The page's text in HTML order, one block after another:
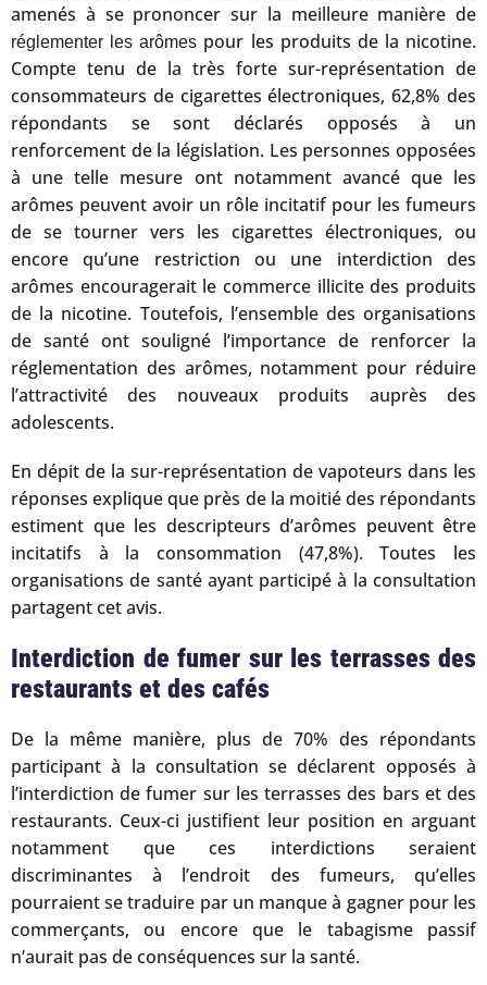
amenés à se prononcer sur la meilleure manière de
réglementer les arômes pour les produits de la nicotine.
Compte tenu de la très forte sur-représentation de
consommateurs de cigarettes électroniques, 62,8% des
répondants se sont déclarés opposés à un
renforcement de la législation. Les personnes opposées
à une telle mesure ont notamment avancé que les
arômes peuvent avoir un rôle incitatif pour les fumeurs
de se tourner vers les cigarettes électroniques, ou
encore qu’une restriction ou une interdiction des
arômes encouragerait le commerce illicite des produits
de la nicotine. Toutefois, l’ensemble des organisations
de santé ont souligné l’importance de renforcer la
réglementation des arômes, notamment pour réduire
l’attractivité des nouveaux produits auprès des
adolescents.
En dépit de la sur-représentation de vapoteurs dans les
réponses explique que près de la moitié des répondants
estiment que les descripteurs d’arômes peuvent être
incitatifs à la consommation (47,8%). Toutes les
organisations de santé ayant participé à la consultation
partagent cet avis.
Interdiction de fumer sur les terrasses des
restaurants et des cafés
De la même manière, plus de 70% des répondants
participant à la consultation se déclarent opposés à
l’interdiction de fumer sur les terrasses des bars et des
restaurants. Ceux-ci justifient leur position en arguant
notamment que ces interdictions seraient
discriminantes à l’endroit des fumeurs, qu’elles
pourraient se traduire par un manque à gagner pour les
commerçants, ou encore que le tabagisme passif
n’aurait pas de conséquences sur la santé.